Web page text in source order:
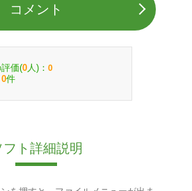
コメント
価(0 人)： 0
0件
フト詳細説明